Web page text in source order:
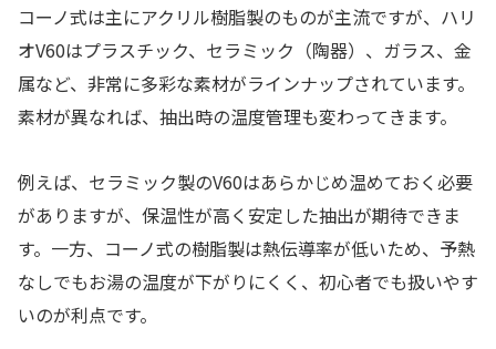
コーノ式は主にアクリル樹脂製のものが主流ですが、ハリ
オV60はプラスチック、セラミック（陶器）、ガラス、金
属など、非常に多彩な素材がラインナップされています。
素材が異なれば、抽出時の温度管理も変わってきます。
例えば、セラミック製のV60はあらかじめ温めておく必要
がありますが、保温性が高く安定した抽出が期待できま
す。一方、コーノ式の樹脂製は熱伝導率が低いため、予熱
なしでもお湯の温度が下がりにくく、初心者でも扱いやす
いのが利点です。